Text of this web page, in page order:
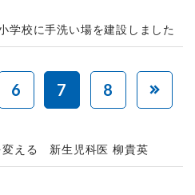
学校に手洗い場を建設しました
6 7 8
変える 新生児科医 柳貴英